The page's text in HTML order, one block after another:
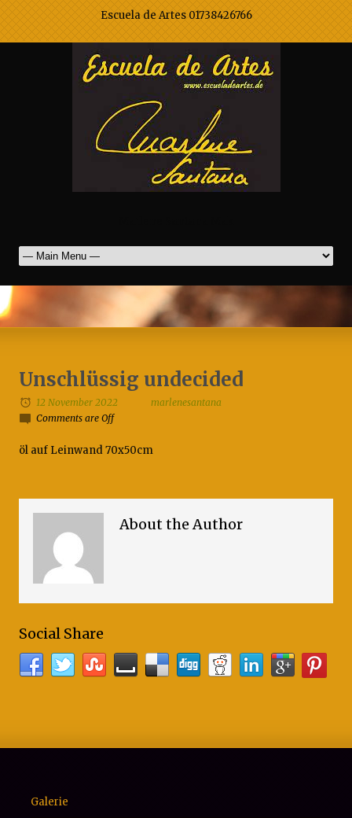
Escuela de Artes 01738426766
Unschlüssig undecided
12 November 2022
marlenesantana
Comments are Off
öl auf Leinwand 70x50cm
About the Author
Social Share
Galerie